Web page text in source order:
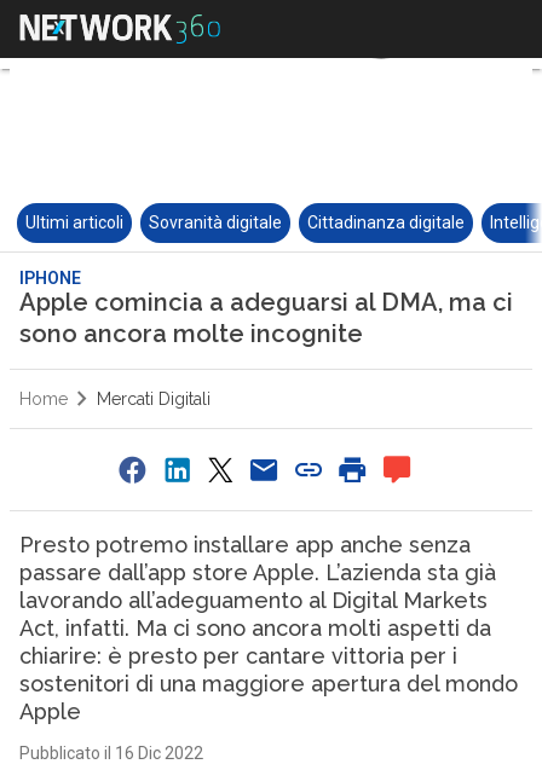
Ultimi articoli Sovranità digitale Cittadinanza digitale
IPHONE
Apple comincia a adeguarsi al DMA, ma ci
sono ancora molte incognite
Home Mercati Digitali
Presto potremo installare app anche senza
passare dall’app store Apple. L’azienda sta già
lavorando all’adeguamento al Digital Markets
Act, infatti. Ma ci sono ancora molti aspetti da
chiarire: è presto per cantare vittoria per i
sostenitori di una maggiore apertura del mondo
Apple
Pubblicato il 16 Dic 2022